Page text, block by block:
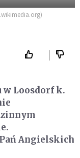
w Loosdorf k.
Angielskich